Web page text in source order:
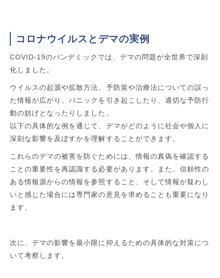
コロナウイルスとデマの実例
COVID-19のパンデミックでは、デマの問題が全世界で深刻
化しました。
ウイルスの起源や拡散方法、予防策や治療法についての誤っ
た情報が広がり、パニックを引き起こしたり、適切な予防行
動の妨げとなったりしました。
以下の具体的な例を通じて、デマがどのように社会や個人に
深刻な影響を及ぼすかを理解することができます。
これらのデマの被害を防ぐためには、情報の真偽を確認する
ことの重要性を再認識する必要があります。また、信頼性の
ある情報源からの情報を参照すること、そして情報が疑わし
いと感じた場合には専門家の意見を求めることも重要になり
ます。
次に、デマの影響を最小限に抑えるための具体的な対策につ
いて考察します。